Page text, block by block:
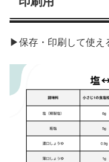
▶保存・印刷して使え